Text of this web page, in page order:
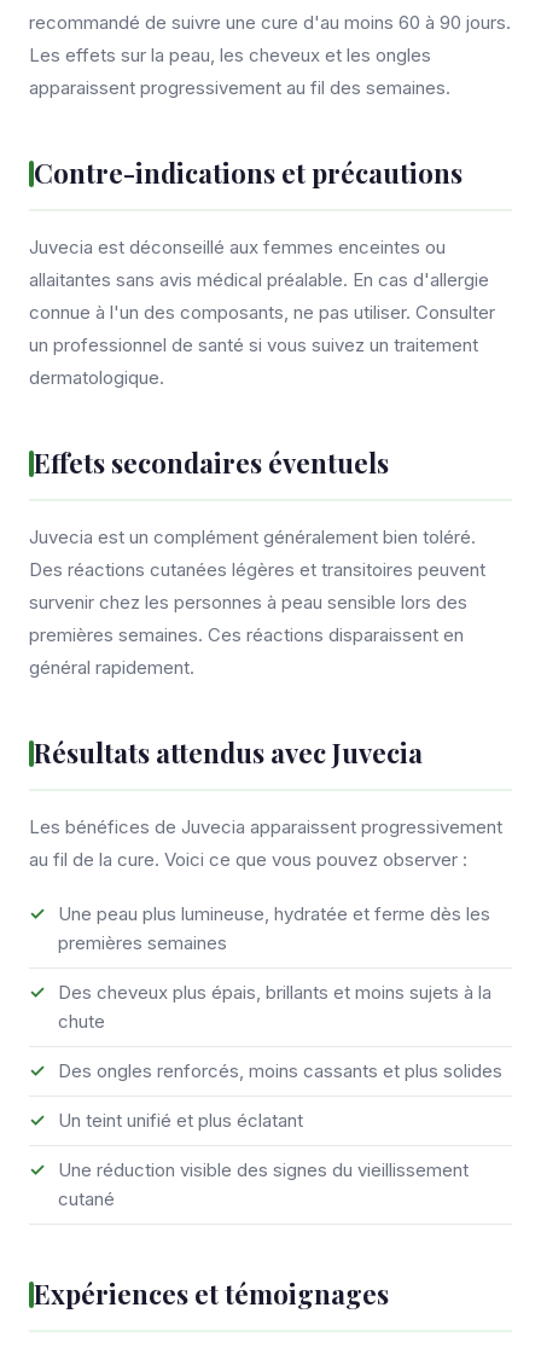
recommandé de suivre une cure d'au moins 60 à 90 jours.
Les effets sur la peau, les cheveux et les ongles
apparaissent progressivement au fil des semaines.
Contre-indications et précautions
Juvecia est déconseillé aux femmes enceintes ou
allaitantes sans avis médical préalable. En cas d'allergie
connue à l'un des composants, ne pas utiliser. Consulter
un professionnel de santé si vous suivez un traitement
dermatologique.
Effets secondaires éventuels
Juvecia est un complément généralement bien toléré.
Des réactions cutanées légères et transitoires peuvent
survenir chez les personnes à peau sensible lors des
premières semaines. Ces réactions disparaissent en
général rapidement.
Résultats attendus avec Juvecia
Les bénéfices de Juvecia apparaissent progressivement
au fil de la cure. Voici ce que vous pouvez observer :
Une peau plus lumineuse, hydratée et ferme dès les
premières semaines
Des cheveux plus épais, brillants et moins sujets à la
chute
Des ongles renforcés, moins cassants et plus solides
Un teint unifié et plus éclatant
Une réduction visible des signes du vieillissement
cutané
Expériences et témoignages